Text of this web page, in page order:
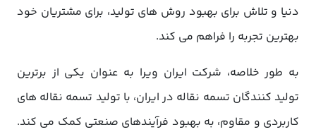
دنیا و تلاش برای بهبود روش های تولید، برای مشتریان خود
بهترین تجربه را فراهم می کند.
به طور خلاصه، شرکت ایران ویرا به عنوان یکی از برترین
تولید کنندگان تسمه نقاله در ایران، با تولید تسمه نقاله های
کاربردی و مقاوم، به بهبود فرآیندهای صنعتی کمک می کند.